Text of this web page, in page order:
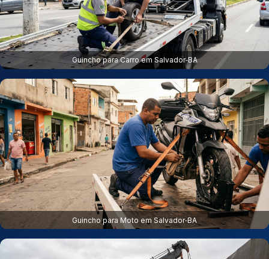
Guincho para Carro em Salvador‑BA
Guincho para Moto em Salvador‑BA